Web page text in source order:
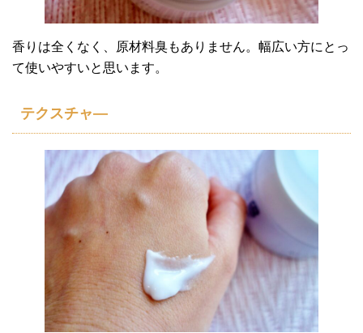
香りは全くなく、原材料臭もありません。幅広い方にとっ
て使いやすいと思います。
テクスチャ―